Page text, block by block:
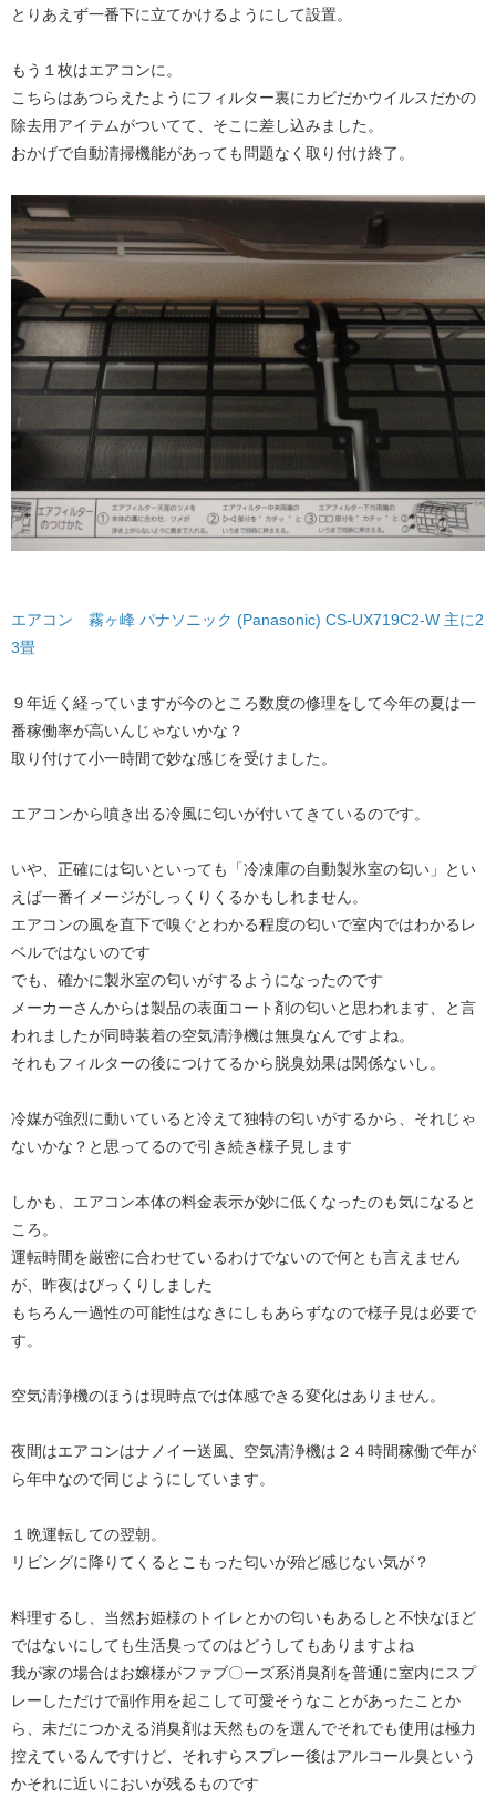
とりあえず一番下に立てかけるようにして設置。
もう１枚はエアコンに。
こちらはあつらえたようにフィルター裏にカビだかウイルスだかの
除去用アイテムがついてて、そこに差し込みました。
おかげで自動清掃機能があっても問題なく取り付け終了。
エアコン 霧ヶ峰 パナソニック (Panasonic) CS-UX719C2-W 主に2
3畳
​９年近く経っていますが今のところ数度の修理をして今年の夏は一
番稼働率が高いんじゃないかな？
取り付けて小一時間で妙な感じを受けました。
エアコンから噴き出る冷風に匂いが付いてきているのです。
いや、正確には匂いといっても「冷凍庫の自動製氷室の匂い」とい
えば一番イメージがしっくりくるかもしれません。
エアコンの風を直下で嗅ぐとわかる程度の匂いで室内ではわかるレ
ベルではないのです
でも、確かに製氷室の匂いがするようになったのです
メーカーさんからは製品の表面コート剤の匂いと思われます、と言
われましたが同時装着の空気清浄機は無臭なんですよね。
それもフィルターの後につけてるから脱臭効果は関係ないし。
冷媒が強烈に動いていると冷えて独特の匂いがするから、それじゃ
ないかな？と思ってるので引き続き様子見します
しかも、エアコン本体の料金表示が妙に低くなったのも気になると
ころ。
運転時間を厳密に合わせているわけでないので何とも言えません
が、昨夜はびっくりしました
もちろん一過性の可能性はなきにしもあらずなので様子見は必要で
す。
空気清浄機のほうは現時点では体感できる変化はありません。
夜間はエアコンはナノイー送風、空気清浄機は２４時間稼働で年が
ら年中なので同じようにしています。
１晩運転しての翌朝。
リビングに降りてくるとこもった匂いが殆ど感じない気が？
料理するし、当然お姫様のトイレとかの匂いもあるしと不快なほど
ではないにしても生活臭ってのはどうしてもありますよね
我が家の場合はお嬢様がファブ〇ーズ系消臭剤を普通に室内にスプ
レーしただけで副作用を起こして可愛そうなことがあったことか
ら、未だにつかえる消臭剤は天然ものを選んでそれでも使用は極力
控えているんですけど、それすらスプレー後はアルコール臭という
かそれに近いにおいが残るものです